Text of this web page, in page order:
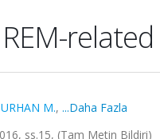
M., ...Daha Fazla
ss.15, (Tam Metin Bildiri)